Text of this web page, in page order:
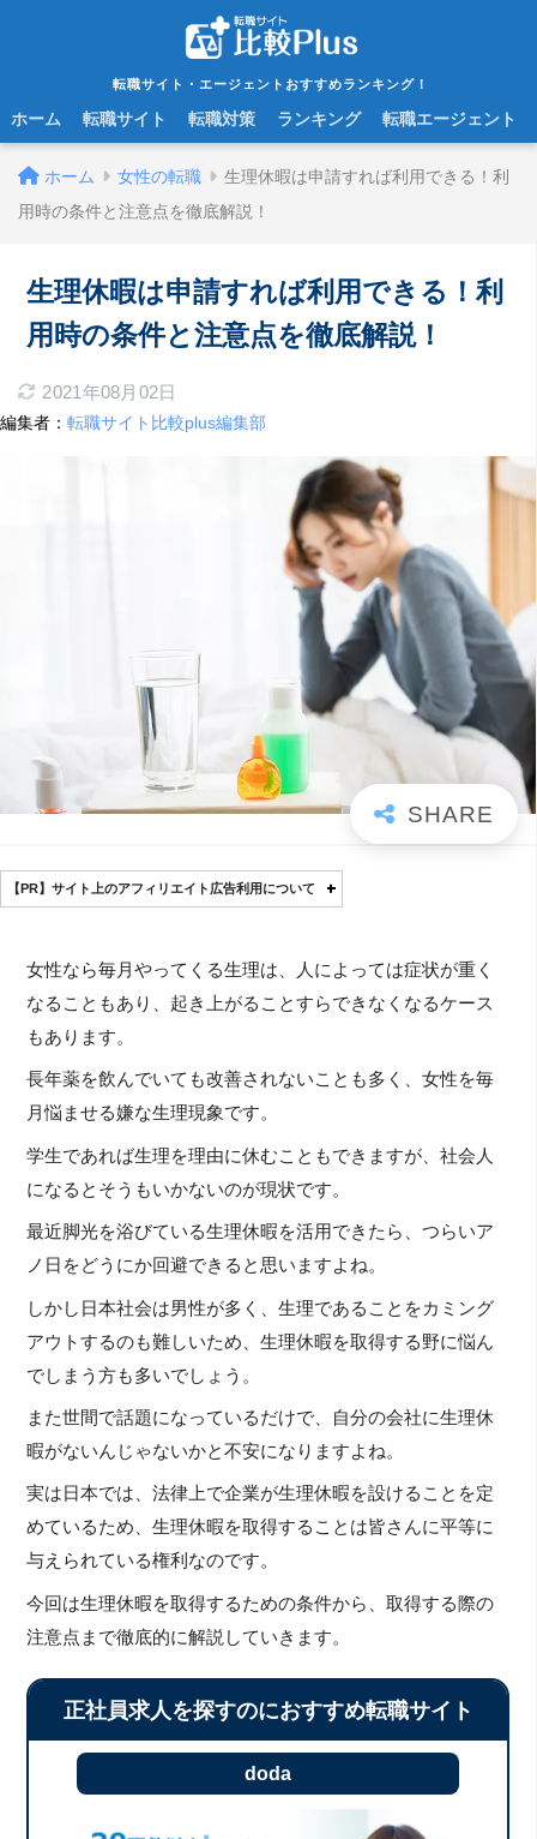
転職サイト・エージェントおすすめランキング！
ホーム 転職サイト 転職対策 ランキング 転職エージェント
ホーム 女性の転職
生理休暇は申請すれば利用できる！利
用時の条件と注意点を徹底解説！
生理休暇は申請すれば利用できる！利
用時の条件と注意点を徹底解説！
2021年08月02日
編集者： 転職サイト比較plus編集部
【PR】サイト上のアフィリエイト広告利用について
女性なら毎月やってくる生理は、人によっては症状が重く
なることもあり、起き上がることすらできなくなるケース
もあります。
長年薬を飲んでいても改善されないことも多く、女性を毎
月悩ませる嫌な生理現象です。
学生であれば生理を理由に休むこともできますが、社会人
になるとそうもいかないのが現状です。
最近脚光を浴びている生理休暇を活用できたら、つらいア
ノ日をどうにか回避できると思いますよね。
しかし日本社会は男性が多く、生理であることをカミング
アウトするのも難しいため、生理休暇を取得する野に悩ん
でしまう方も多いでしょう。
また世間で話題になっているだけで、自分の会社に生理休
暇がないんじゃないかと不安になりますよね。
実は日本では、法律上で企業が生理休暇を設けることを定
めているため、生理休暇を取得することは皆さんに平等に
与えられている権利なのです。
今回は生理休暇を取得するための条件から、取得する際の
注意点まで徹底的に解説していきます。
正社員求人を探すのにおすすめ転職サイト
doda